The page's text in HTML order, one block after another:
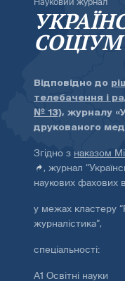
Науковий журнал
СОЦІУМ
Відповідно до
телебачення і
№ 13), журналу
друкованого
Згідно з наказом
, журнал
наукових фахових
у межах кластеру
журналістика”,
спеціальності:
А1 Освітні науки